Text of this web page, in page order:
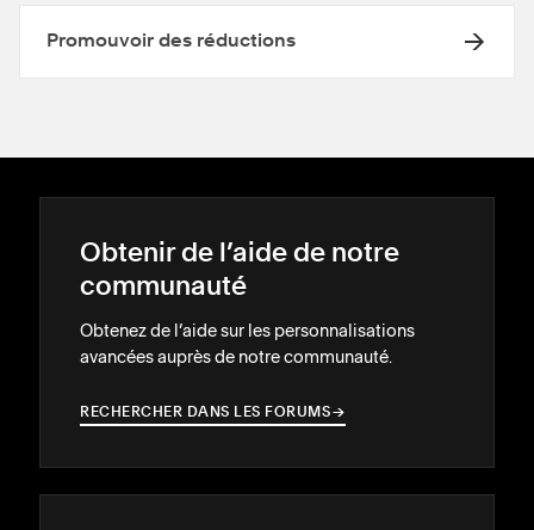
Promouvoir des réductions
Obtenir de l’aide de notre
communauté
Obtenez de l’aide sur les personnalisations
avancées auprès de notre communauté.
RECHERCHER DANS LES FORUMS→
→